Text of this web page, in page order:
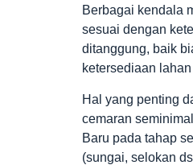
Berbagai kendala
sesuai dengan
ditanggung, baik
ketersediaan
Hal yang penting
cemaran
Baru pada tahap
(sungai, selokan